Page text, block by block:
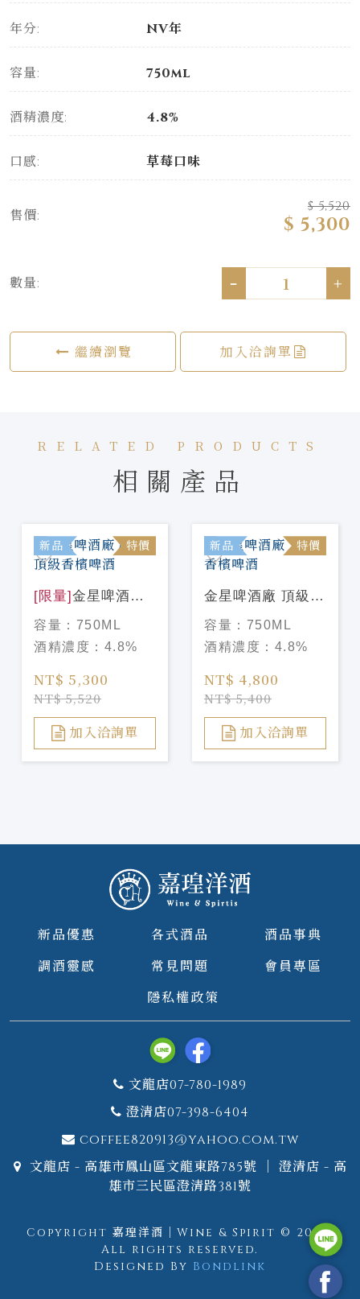
年分: NV年
容量: 750ml
酒精濃度: 4.8%
口感: 草莓口味
售價:
$ 5,520
$ 5,300
數量: - +
繼續瀏覽 加入洽詢單
RELATED PRODUCTS
相關產品
新品 特價
[限量] 金星啤酒廠
粉鑽頂級香檳啤酒
容量： 750ML
酒精濃度： 4.8%
NT$ 5,300
NT$ 5,520
加入洽詢單
新品 特價
金星啤酒廠 頂級香
檳啤酒
容量： 750ML
酒精濃度： 4.8%
NT$ 4,800
NT$ 5,400
加入洽詢單
新品優惠 各式酒品
酒品事典
調酒靈感
常見問題
會員專區
隱私權政策
文龍店07-780-1989
澄清店07-398-6404
coffee820913@yahoo.com.tw
文龍店 - 高雄市鳳山區文龍東路785號 ｜ 澄清店 - 高
雄市三民區澄清路381號
Copyright 嘉瑝洋酒｜Wine & Spirit © 2026.
All rights reserved.
Designed By Bondlink